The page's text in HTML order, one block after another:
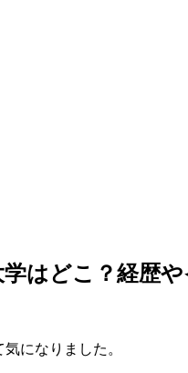
はどこ？経歴
になりました。